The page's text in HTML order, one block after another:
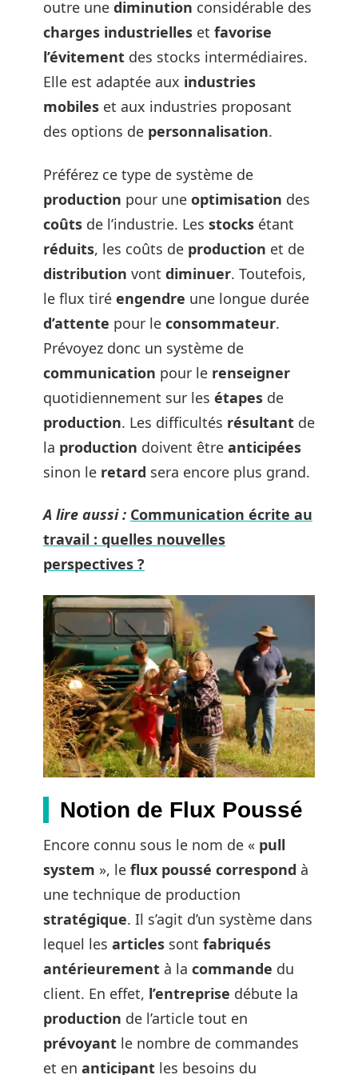
outre une diminution considérable des
charges industrielles et favorise
l’évitement des stocks intermédiaires.
Elle est adaptée aux industries
mobiles et aux industries proposant
des options de personnalisation.
Préférez ce type de système de
production pour une optimisation des
coûts de l’industrie. Les stocks étant
réduits, les coûts de production et de
distribution vont diminuer. Toutefois,
le flux tiré engendre une longue durée
d’attente pour le consommateur.
Prévoyez donc un système de
communication pour le renseigner
quotidiennement sur les étapes de
production. Les difficultés résultant de
la production doivent être anticipées
sinon le retard sera encore plus grand.
A lire aussi : Communication écrite au
travail : quelles nouvelles
perspectives ?
Notion de Flux Poussé
Encore connu sous le nom de « pull
system », le flux poussé correspond à
une technique de production
stratégique. Il s’agit d’un système dans
lequel les articles sont fabriqués
antérieurement à la commande du
client. En effet, l’entreprise débute la
production de l’article tout en
prévoyant le nombre de commandes
et en anticipant les besoins du